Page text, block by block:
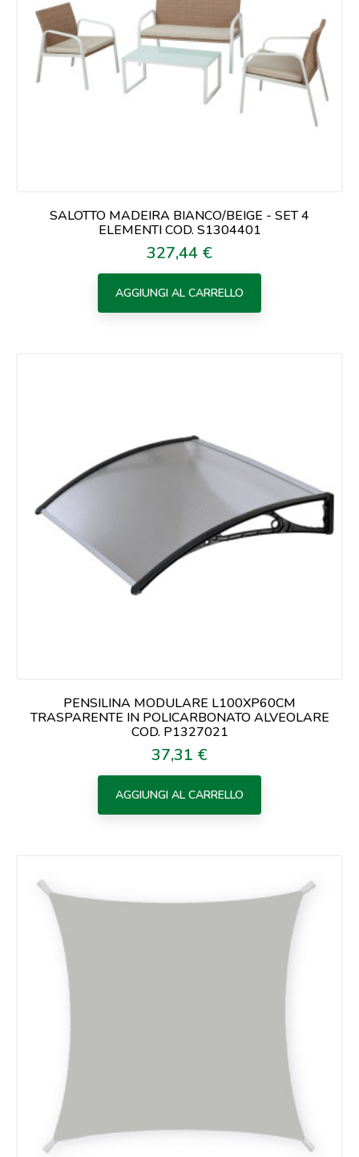
SALOTTO MADEIRA BIANCO/BEIGE - SET 4
ELEMENTI COD. S1304401
Prezzo
327,44 €
AGGIUNGI AL CARRELLO
PENSILINA MODULARE L100XP60CM
TRASPARENTE IN POLICARBONATO ALVEOLARE
COD. P1327021
Prezzo
37,31 €
AGGIUNGI AL CARRELLO